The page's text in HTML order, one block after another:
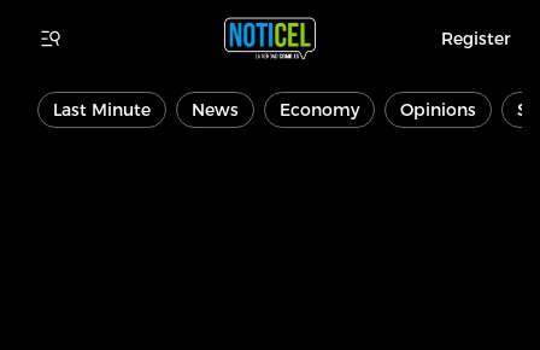
Register
Last Minute News Economy Opinions